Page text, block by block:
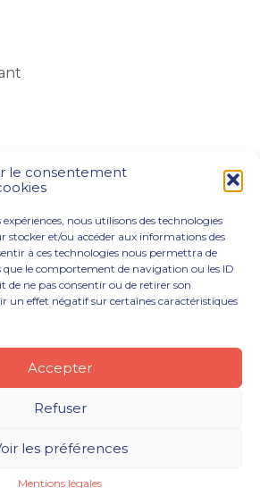
le consentement
nous utilisons des technologies
stocker et/ou accéder aux informations des
à ces technologies nous permettra de
que le comportement de navigation ou les ID
de ne pas consentir ou de retirer son
un effet négatif sur certaines caractéristiques
Accepter
Refuser
les préférences
Mentions légales
DIGITAUX
NOTRE CABINET
ACTUALITÉS CONTACT
LÉGALES
CLASSE 7